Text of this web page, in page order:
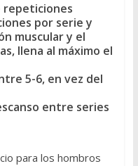
repeticiones
por serie y
muscular y el
llena al máximo el
5-6, en vez del
entre series
para los hombros